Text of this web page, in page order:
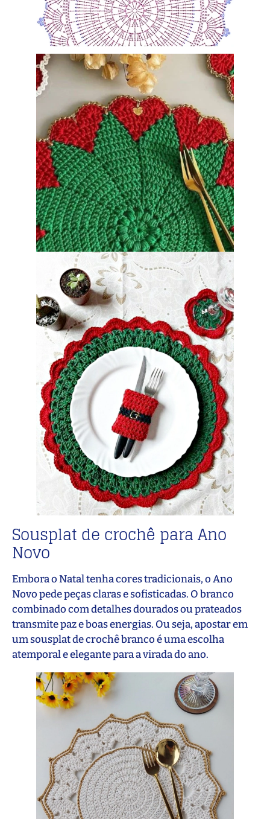
Sousplat de crochê para Ano
Novo
Embora o Natal tenha cores tradicionais, o Ano
Novo pede peças claras e sofisticadas. O branco
combinado com detalhes dourados ou prateados
transmite paz e boas energias. Ou seja, apostar em
um sousplat de crochê branco é uma escolha
atemporal e elegante para a virada do ano.